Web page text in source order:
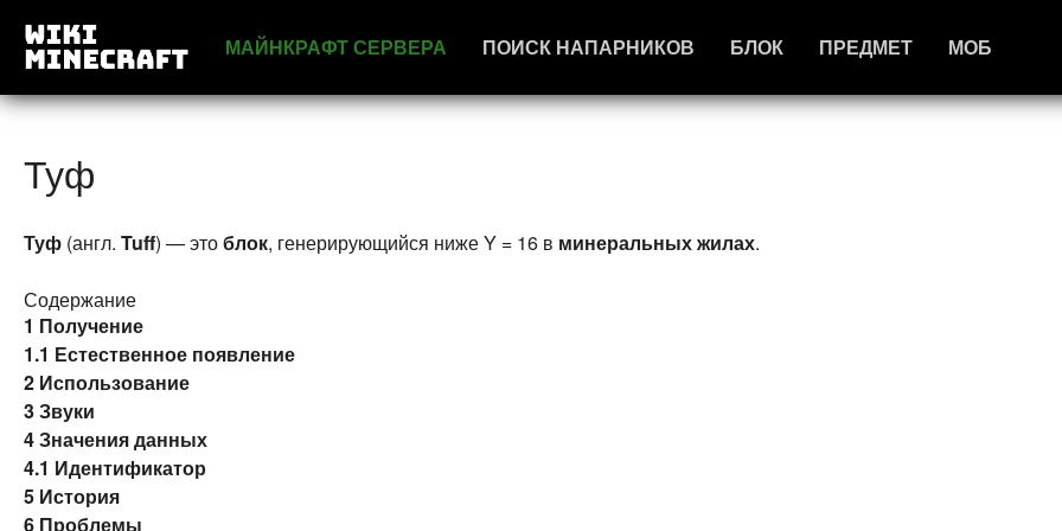
МАЙНКРАФТ СЕРВЕРА ПОИСК НАПАРНИКОВ БЛОК ПРЕДМЕТ МОБ
Туф
Туф (англ. Tuff) — этоблок, генерирующийся ниже Y = 16 в минеральных жилах.
Содержание
1 Получение
1.1 Естественное появление
2 Использование
3Звуки
4Значения данных
4.1 Идентификатор
5 История
6 Проблемы